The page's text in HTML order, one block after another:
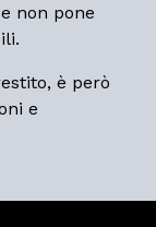
non pone
è però
e